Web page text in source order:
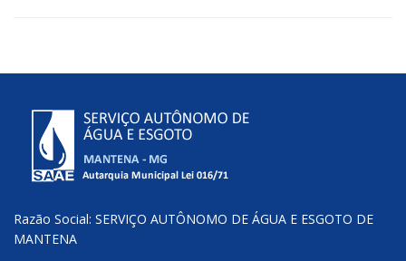
Razão Social: SERVIÇO AUTÔNOMO DE ÁGUA E ESGOTO DE
MANTENA